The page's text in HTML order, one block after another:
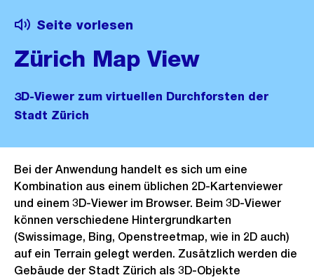
Seite vorlesen
Zürich Map View
3D-Viewer zum virtuellen Durchforsten der
Stadt Zürich
Bei der Anwendung handelt es sich um eine
Kombination aus einem üblichen 2D-Kartenviewer
und einem 3D-Viewer im Browser. Beim 3D-Viewer
können verschiedene Hintergrundkarten
(Swissimage, Bing, Openstreetmap, wie in 2D auch)
auf ein Terrain gelegt werden. Zusätzlich werden die
Gebäude der Stadt Zürich als 3D-Objekte